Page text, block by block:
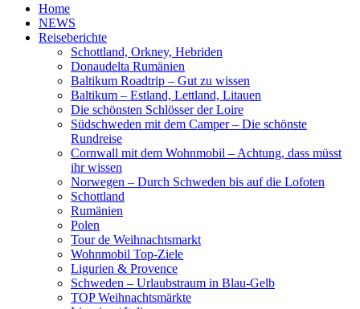
Home
NEWS
Reiseberichte
Schottland, Orkney, Hebriden
Donaudelta Rumänien
Baltikum Roadtrip – Gut zu wissen
Baltikum – Estland, Lettland, Litauen
Die schönsten Schlösser der Loire
Südschweden mit dem Camper – Die schönste
Rundreise
Cornwall mit dem Wohnmobil – Achtung, dass müsst
ihr wissen
Norwegen – Durch Schweden bis auf die Lofoten
Schottland
Rumänien
Polen
Tour de Weihnachtsmarkt
Wohnmobil Top-Ziele
Ligurien & Provence
Schweden – Urlaubstraum in Blau-Gelb
TOP Weihnachtsmärkte